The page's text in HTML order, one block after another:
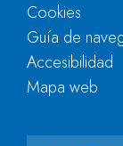
Cookies
Guía de
Accesibilidad
Mapa web